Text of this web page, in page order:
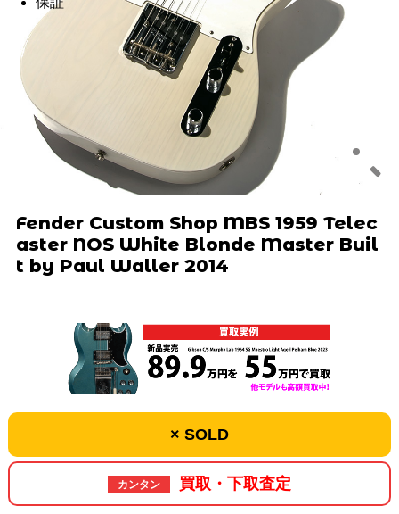
Fender Custom Shop MBS 1959 Telec
aster NOS White Blonde Master Buil
t by Paul Waller 2014
× SOLD
カンタン 買取・下取査定